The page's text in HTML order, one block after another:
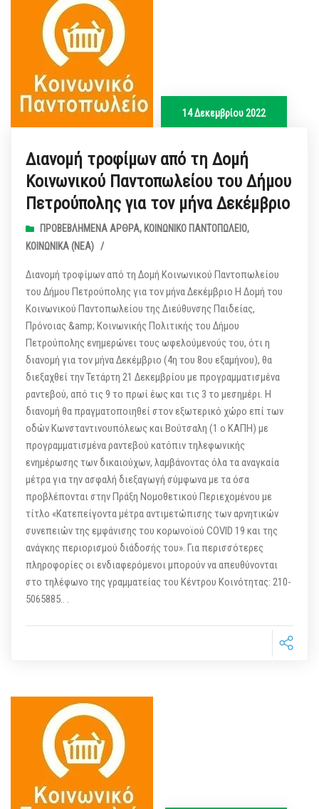
14 Δεκεμβρίου 2022
Διανομή τροφίμων από τη Δομή
Κοινωνικού Παντοπωλείου του Δήμου
Πετρούπολης για τον μήνα Δεκέμβριο
ΠΡΟΒΕΒΛΗΜΈΝΑ ΆΡΘΡΑ, ΚΟΙΝΩΝΙΚΌ ΠΑΝΤΟΠΩΛΕΊΟ,
ΚΟΙΝΩΝΙΚΆ (ΝΕΑ) /
Διανομή τροφίμων από τη Δομή Κοινωνικού Παντοπωλείου
του Δήμου Πετρούπολης για τον μήνα Δεκέμβριο Η Δομή του
Κοινωνικού Παντοπωλείου της Διεύθυνσης Παιδείας,
Πρόνοιας &amp; Κοινωνικής Πολιτικής του Δήμου
Πετρούπολης ενημερώνει τους ωφελούμενούς του, ότι η
διανομή για τον μήνα Δεκέμβριο (4η του 8ου εξαμήνου), θα
διεξαχθεί την Τετάρτη 21 Δεκεμβρίου με προγραμματισμένα
ραντεβού, από τις 9 το πρωί έως και τις 3 το μεσημέρι. Η
διανομή θα πραγματοποιηθεί στον εξωτερικό χώρο επί των
οδών Κωνσταντινουπόλεως και Βούτσαλη (1 ο ΚΑΠΗ) με
προγραμματισμένα ραντεβού κατόπιν τηλεφωνικής
ενημέρωσης των δικαιούχων, λαμβάνοντας όλα τα αναγκαία
μέτρα για την ασφαλή διεξαγωγή σύμφωνα με τα όσα
προβλέπονται στην Πράξη Νομοθετικού Περιεχομένου με
τίτλο «Κατεπείγοντα μέτρα αντιμετώπισης των αρνητικών
συνεπειών της εμφάνισης του κορωνοϊού COVID 19 και της
ανάγκης περιορισμού διάδοσής του». Για περισσότερες
πληροφορίες οι ενδιαφερόμενοι μπορούν να απευθύνονται
στο τηλέφωνο της γραμματείας του Κέντρου Κοινότητας: 210-
5065885.. .